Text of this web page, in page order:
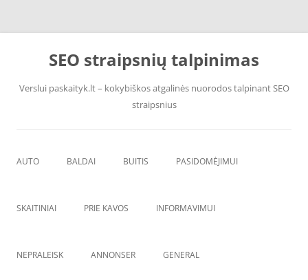
Pereiti
SEO straipsnių talpinimas
Verslui paskaityk.lt – kokybiškos atgalinės nuorodos talpinant SEO
straipsnius
AUTO
PADANGOS
BALDAI BUITIS
ĮRANGA
ŠVAROS PREKĖS
PASIDOMĖJIMUI
SKAITINIAI PRIE KAVOS INFORMAVIMUI
NEPRALEISK ANNONSER GENERAL